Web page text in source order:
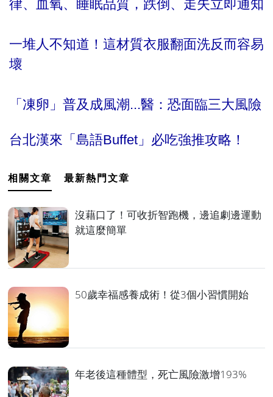
律、血氧、睡眠品質，跌倒、走失立即通知
一堆人不知道！這材質衣服翻面洗反而容易
壞
「凍卵」普及成風潮...醫：恐面臨三大風險
台北漢來「島語Buffet」必吃強推攻略！
相關文章 最新熱門文章
沒藉口了！可收折智跑機，邊追劇邊運動
就這麼簡單
50歲幸福感養成術！從3個小習慣開始
年老後這種體型，死亡風險激增193%